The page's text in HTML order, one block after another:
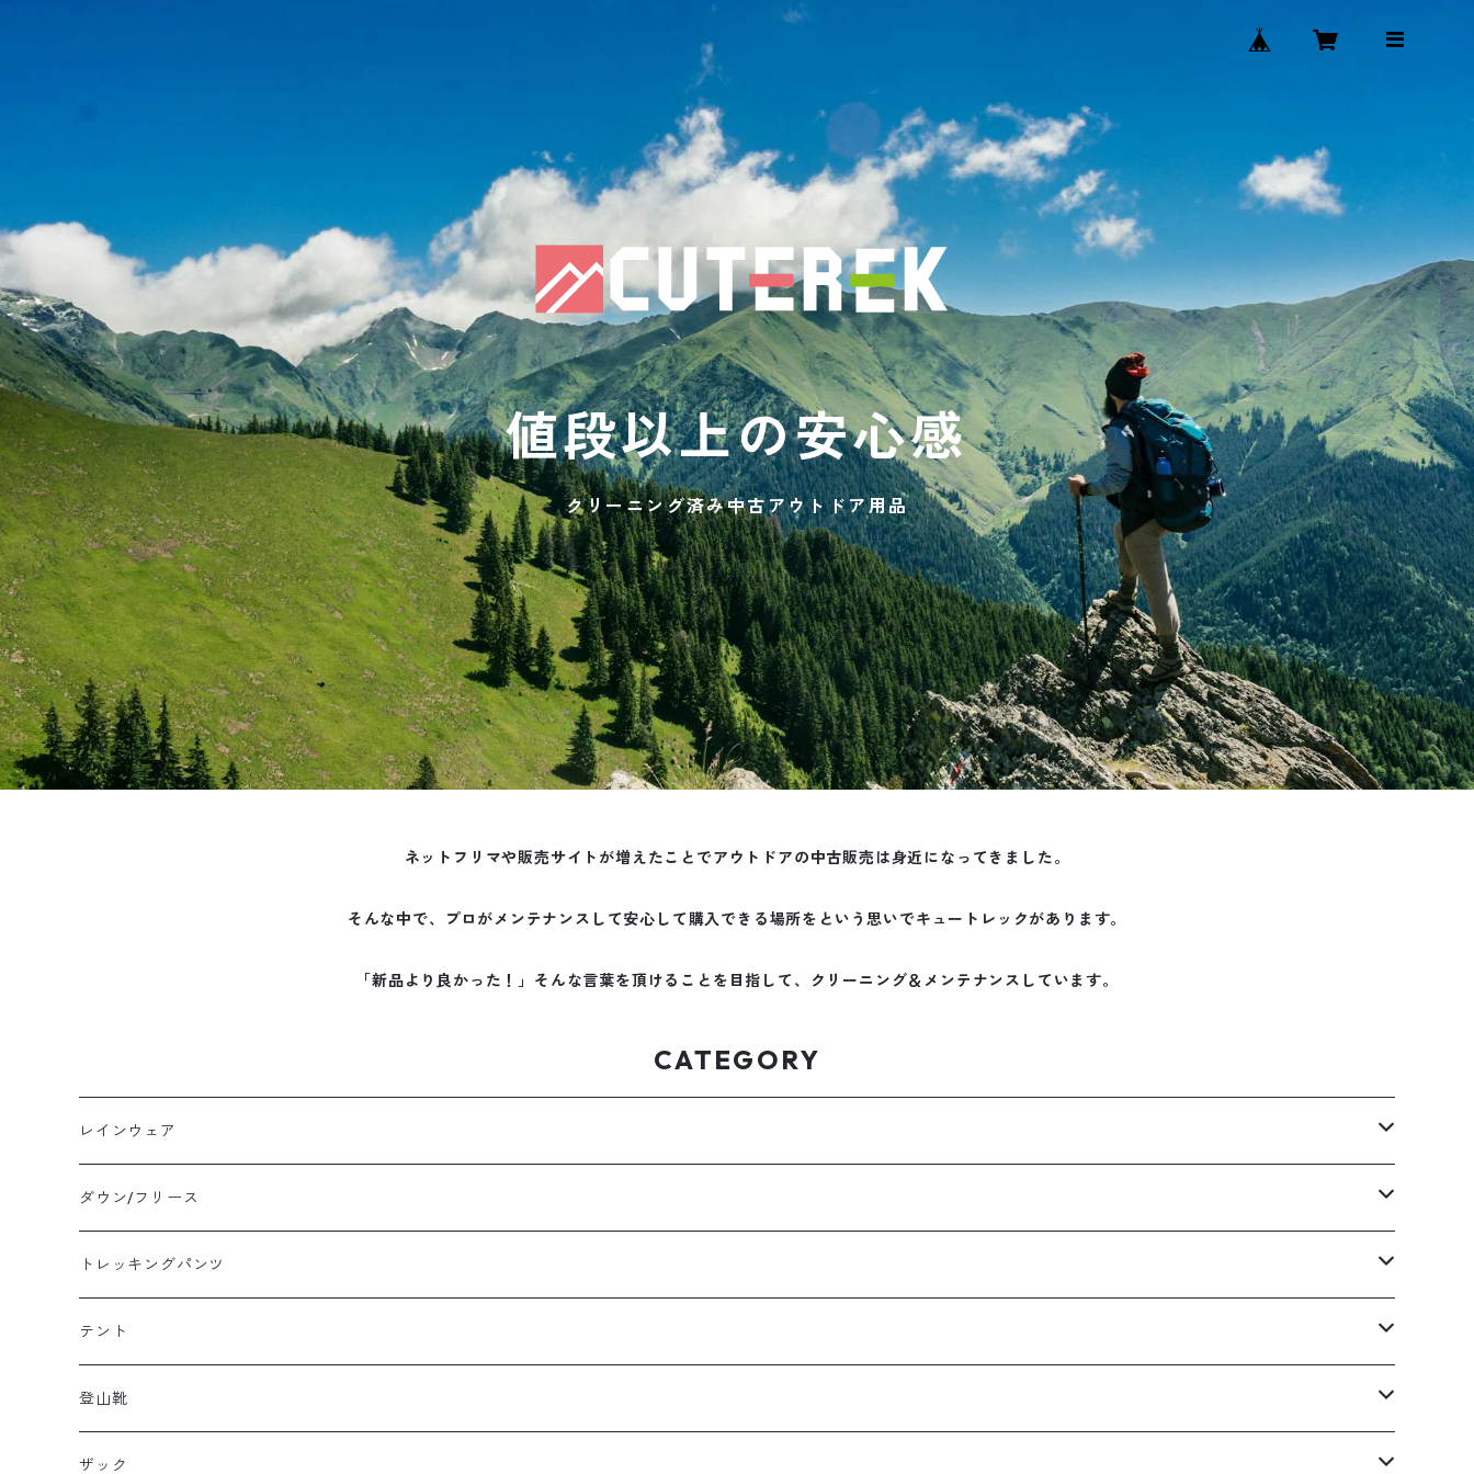
値段以上の安心感
クリーニング済み中古アウトドア用品
ネットフリマや販売サイトが増えたことでアウトドアの中古販売は身近になってきました。
そんな中で、プロがメンテナンスして安心して購入できる場所をという思いでキュートレックがあります。
「新品より良かった！」そんな言葉を頂けることを目指して、クリーニング＆メンテナンスしています。
CATEGORY
レインウェア
メンズレインウェア
レディースレインウェア
キッズレインウェア
ダウン/フリース
メンズ ダウン/フリース
レディース ダウン/フリース
キッズ ダウン/フリース
トレッキングパンツ
メンズトレッキングパンツ
レディーストレッキングパンツ
テント
キャンプテント
タープ
登山靴
メンズ登山靴
ザック